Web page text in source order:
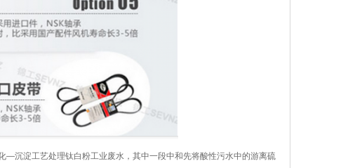
沉淀工艺处理钛白粉工业废水，其中一段中和先将酸性污水中的游离硫